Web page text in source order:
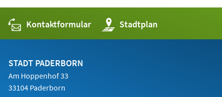
Kontaktformular Stadtplan
(Öffnet
in
einem
STADT PADERBORN
Am Hoppenhof 33
33104 Paderborn